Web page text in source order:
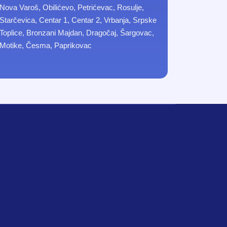
Nova Varoš, Obilićevo, Petrićevac, Rosulje,
Starčevica, Centar 1, Centar 2, Vrbanja, Srpske
Toplice, Bronzani Majdan, Dragočaj, Šargovac,
Motike, Česma, Paprikovac